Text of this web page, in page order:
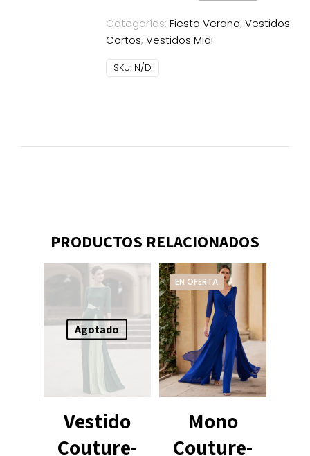
Woman
cantidad
Categorías: Fiesta Verano, Vestidos
Cortos, Vestidos Midi
SKU: N/D
PRODUCTOS RELACIONADOS
Agotado
Vestido
Couture-
EN OFERTA
Mono
Couture-